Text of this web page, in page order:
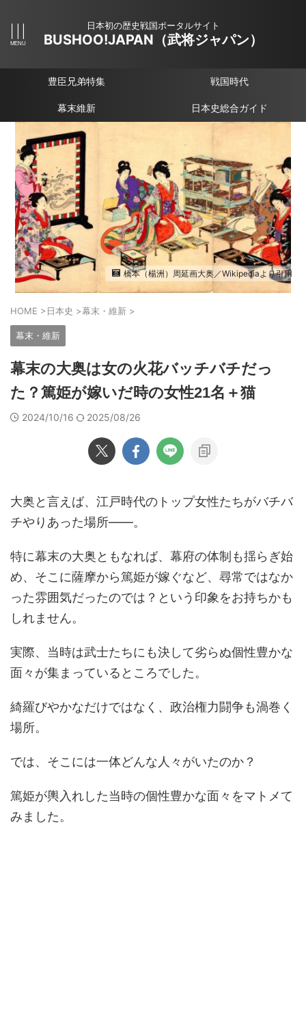
日本初の歴史戦国ポータルサイト
BUSHOO!JAPAN（武将ジャパン）
豊臣兄弟特集 戦国時代
幕末維新 日本史総合ガイド
橋本（楊洲）周延画大奥／Wikipediaより引用
HOME >日本史 >幕末・維新 >
幕末・維新
幕末の大奥は女の火花バッチバチだっ
た？篤姫が嫁いだ時の女性21名＋猫
2024/10/16 2025/08/26
大奥と言えば、江戸時代のトップ女性たちがバチバ
チやりあった場所――。
特に幕末の大奥ともなれば、幕府の体制も揺らぎ始
め、そこに薩摩から篤姫が嫁ぐなど、尋常ではなか
った雰囲気だったのでは？という印象をお持ちかも
しれません。
実際、当時は武士たちにも決して劣らぬ個性豊かな
面々が集まっているところでした。
綺羅びやかなだけではなく、政治権力闘争も渦巻く
場所。
では、そこには一体どんな人々がいたのか？
篤姫が輿入れした当時の個性豊かな面々をマトメて
みました。